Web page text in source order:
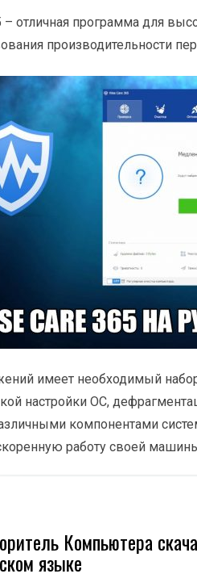
– отличная программа для
производительности
имеет необходимый
настройки ОС,
компонентами
работу своей
Компьютера
языке